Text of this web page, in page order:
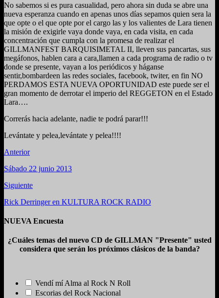
No sabemos si es pura casualidad, pero ahora sin duda se abre una
nueva esperanza cuando en apenas unos días sepamos quien sera la
que opte o el que opte por el cargo las y los valientes de Lara tienen
la misión de exigirle vaya donde vaya, en cada visita, en cada
concentración que cumpla con la promesa de realizar el
GILLMANFEST BARQUISIMETAL II, lleven sus pancartas, sus
megáfonos, hablen cara a cara,llamen a cada programa de radio o tv
donde se presente, vayan a los periódicos y háganse
sentir,bombardeen las redes sociales, facebook, twiter, en fin NO
PERDAMOS ESTA NUEVA OPORTUNIDAD este puede ser el
gran momento de derrotar el imperio del REGGETON en el Estado
Lara….
Correrás hacia adelante, nadie te podrá parar!!!
Levántate y pelea,levántate y pelea!!!!
Anterior
Sábado 22 junio 2013
Siguiente
Rick Derringer en KULTURA ROCK RADIO
NUEVA Encuesta
¿Cuáles temas del nuevo CD de GILLMAN "Presente" usted
considera que serán los próximos clásicos de la banda?
Vendí mí Alma al Rock N Roll
Escorias del Rock Nacional